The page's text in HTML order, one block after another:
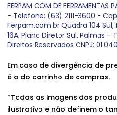
FERPAM COM DE FERRAMENTAS
- Telefone: (63) 2111-3600 -
Ferpam.com.br Quadra 104 Sul,
16A, Plano Diretor Sul, Palmas -
Direitos Reservados CNPJ:
Em caso de divergência de
é o do carrinho de compras.
*Todas as imagens dos
ilustrativo e não definem o